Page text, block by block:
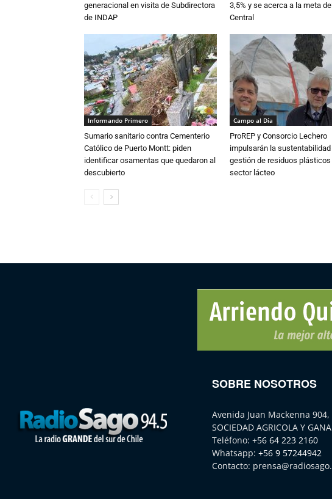
generacional en visita de Subdirectora
de INDAP
3,5% y se acerca a la meta
Central
Informando Primero
Sumario sanitario contra Cementerio
Católico de Puerto Montt: piden
identificar osamentas que quedaron al
descubierto
Campo al Día
ProREP y Consorcio Lechero
impulsarán la sustentabilidad
gestión de residuos plásticos
sector lácteo
SOBRE NOSOTROS
Avenida Juan Mackenna
SOCIEDAD AGRICOLA Y
Teléfono: +56 64 223 2160
Whatsapp: +56 9 57244942
Contacto: